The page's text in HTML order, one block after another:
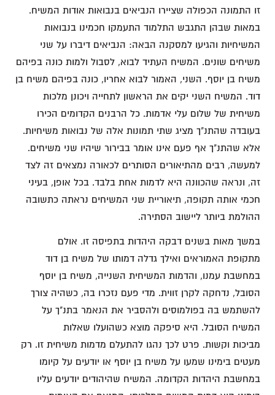
זו התמונה הכפולה שציירו הנביאים בנבואות אודות המשיח.
במאות שבהן התגבש התלמוד התעמקו חכמינו בנבואות
המשיחיות והגיעו למסקנה הבאה: הנביאים דיברו על שני
משיחים שונים. המשיח העתיד לבוא, לסבול ולמות כונה בפיהם
משיח בן יוסף. השני, האמור לבוא אחריו, כונה בפיהם משיח בן
דוד. המשיח השני יקים את הראשון לתחייה ויכונן מלכות
משיחית של שלום עלי אדמות. כל הרבנים הקדומים הכירו
בעובדה שהתנ"ך מציג שתי תמונות אלה של נבואות משיחיות.
אלא שהתנ"ך אף פעם אינו אומר בבירור שיהיו שני משיחים.
למעשה, רבים מהתיאורים הסותרים לכאורה נמצאים זה לצד
זה, ונראה שהכוונה היא לדמות אחת בלבד. בכל אופן, בעיני
חכמי אותה תקופה, תיאוריית שני המשיחים נראתה כתשובה
ההולמת ביותר ליישוב הסתירה.
במשך מאות בשנים דבקה היהדות בתפיסה זו. אולם
מתקופת האמוראים ואילך גדלה דמותו של משיח בן דוד
במחשבת עמנו, והדמות המשיחית השנייה, משיח בן יוסף
הסובל, נדחקה לקרן זווית. מדי פעם נזכרו בה, כשהיה צורך
להשתמש בה בפולמוסים ולהסביר את הנאמר בתנ"ך על
המשיח הסובל. היא סיפקה מוצא כשהועלו שאלות
מביכות וקשות. פרט לכך נהגו להתעלם מדמות משיחית זו. רק
מעטים בימינו שמעו על משיח בן יוסף או יודעים על קיומו
במחשבת היהדות הקדומה. המשיח שהיהודים יודעים עליו